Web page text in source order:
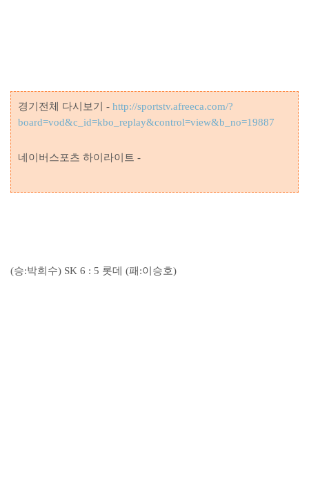
경기전체 다시보기 - http://sportstv.afreeca.com/?
board=vod&c_id=kbo_replay&control=view&b_no=19887
네이버스포츠 하이라이트 -
(승:박희수) SK 6 : 5 롯데 (패:이승호)